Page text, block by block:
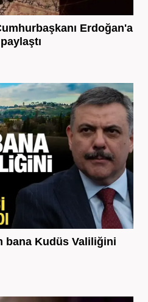
Erdoğan'a
bana Kudüs Valiliğini